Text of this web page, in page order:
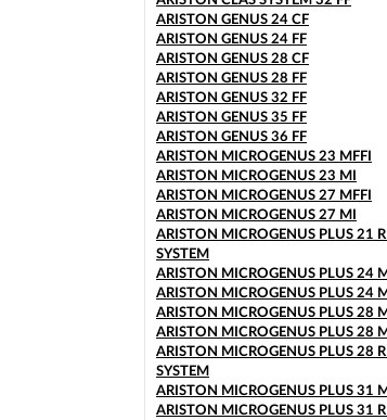
ARISTON GENUS 24 CF
ARISTON GENUS 24 FF
ARISTON GENUS 28 CF
ARISTON GENUS 28 FF
ARISTON GENUS 32 FF
ARISTON GENUS 35 FF
ARISTON GENUS 36 FF
ARISTON MICROGENUS 23 MFFI
ARISTON MICROGENUS 23 MI
ARISTON MICROGENUS 27 MFFI
ARISTON MICROGENUS 27 MI
ARISTON MICROGENUS PLUS 21
SYSTEM
ARISTON MICROGENUS PLUS 24
ARISTON MICROGENUS PLUS 24 MI
ARISTON MICROGENUS PLUS 28
ARISTON MICROGENUS PLUS 28 MI
ARISTON MICROGENUS PLUS 28
SYSTEM
ARISTON MICROGENUS PLUS 31
ARISTON MICROGENUS PLUS 31